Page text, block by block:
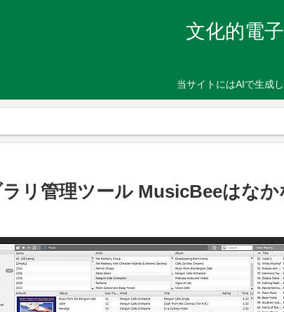
文化的電
当サイトにはAIで生成
リ管理ツール MusicBeeはな